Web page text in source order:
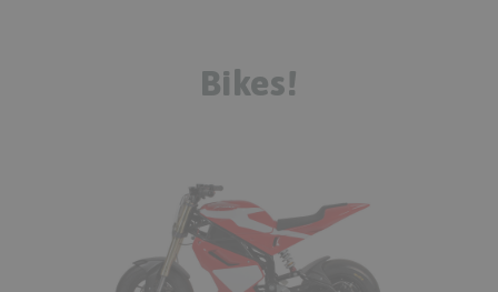
Bikes!